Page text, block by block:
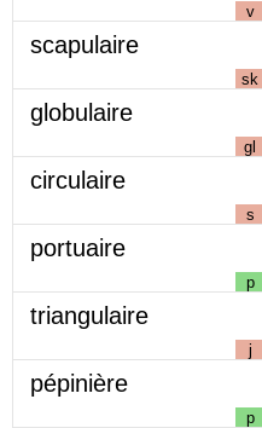
v
scapulaire
sk
globulaire
gl
circulaire
s
portuaire
p
triangulaire
j
pépinière
p